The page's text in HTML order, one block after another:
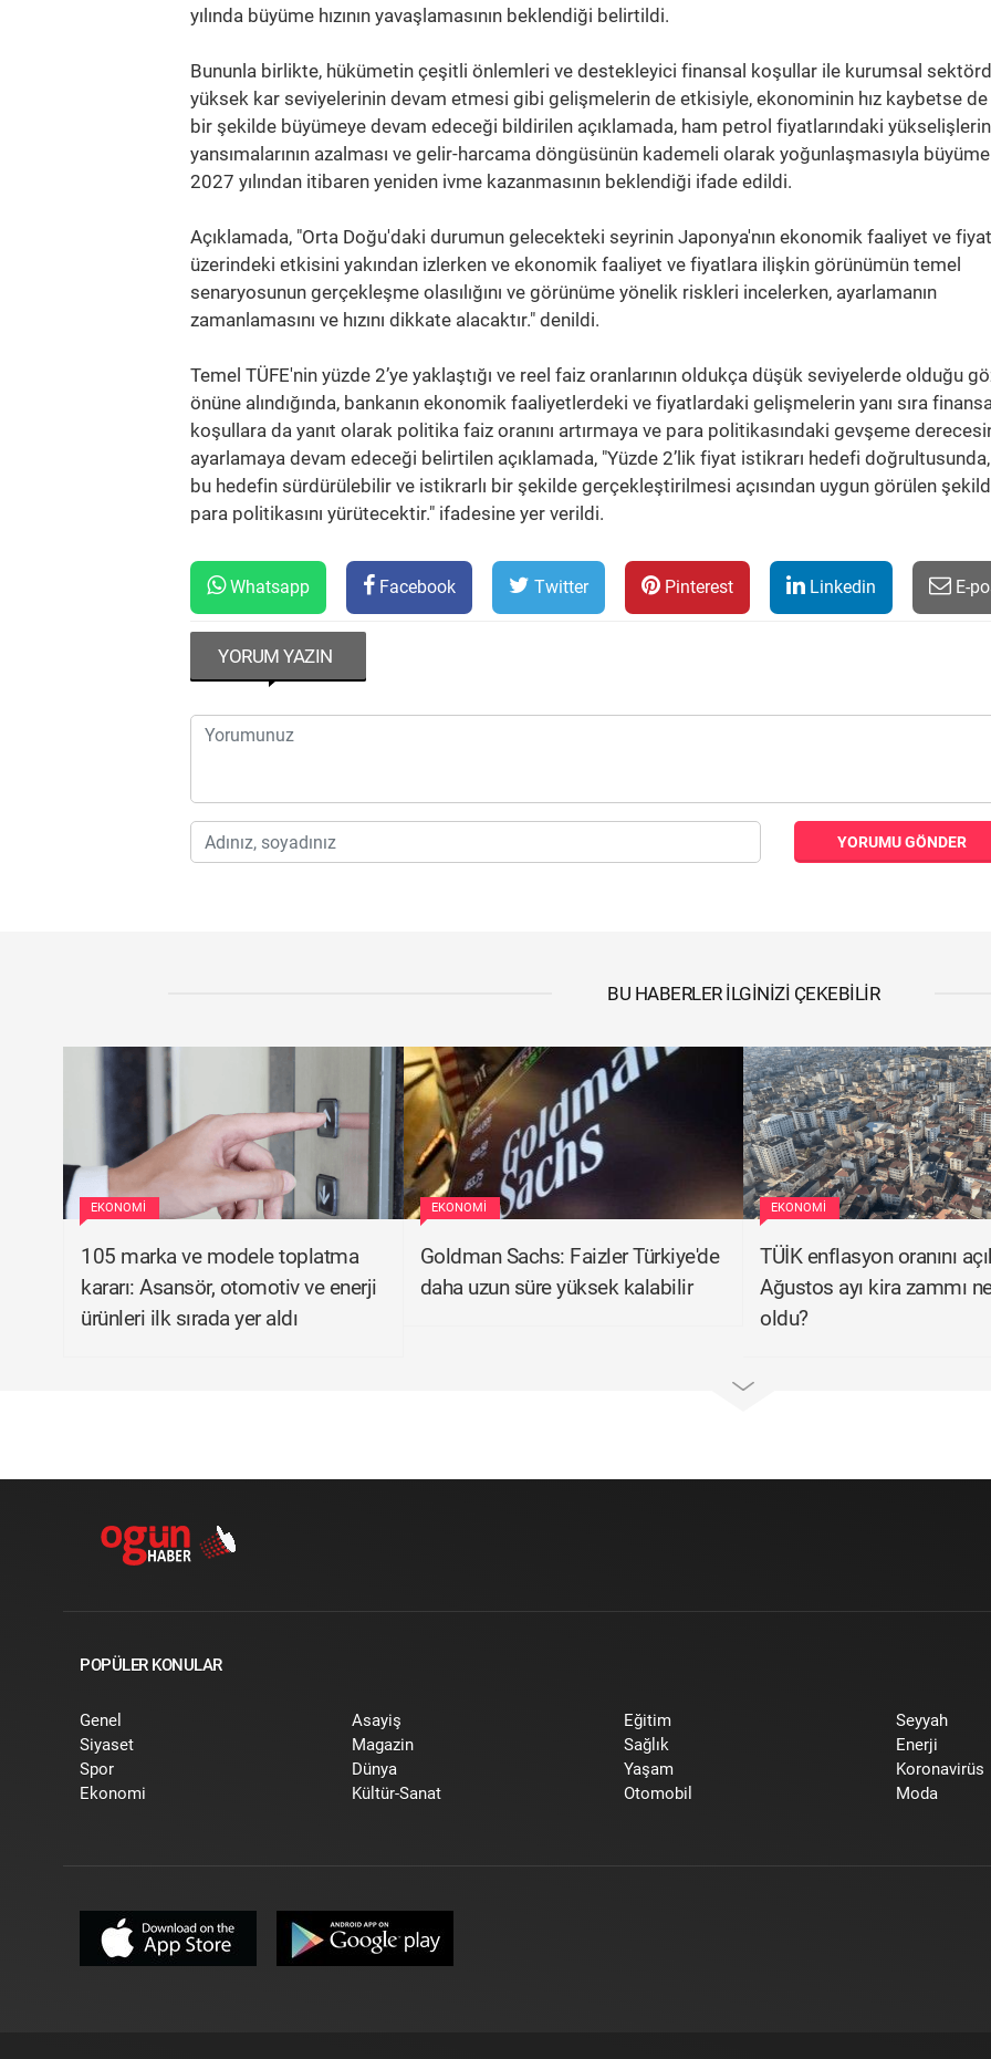
yılında büyüme hızının yavaşlamasının beklendiği belirtildi.
Bununla birlikte, hükümetin çeşitli önlemleri ve destekleyici finansal koşullar ile kurumsal
yüksek kar seviyelerinin devam etmesi gibi gelişmelerin de etkisiyle, ekonominin hız kaybetse de
bir şekilde büyümeye devam edeceği bildirilen açıklamada, ham petrol fiyatlarındaki yükselişlerin
yansımalarının azalması ve gelir-harcama döngüsünün kademeli olarak yoğunlaşmasıyla
2027 yılından itibaren yeniden ivme kazanmasının beklendiği ifade edildi.
Açıklamada, "Orta Doğu'daki durumun gelecekteki seyrinin Japonya'nın ekonomik faaliyet ve
üzerindeki etkisini yakından izlerken ve ekonomik faaliyet ve fiyatlara ilişkin görünümün temel
senaryosunun gerçekleşme olasılığını ve görünüme yönelik riskleri incelerken, ayarlamanın
zamanlamasını ve hızını dikkate alacaktır." denildi.
Temel TÜFE'nin yüzde 2’ye yaklaştığı ve reel faiz oranlarının oldukça düşük seviyelerde olduğu
önüne alındığında, bankanın ekonomik faaliyetlerdeki ve fiyatlardaki gelişmelerin yanı sıra
koşullara da yanıt olarak politika faiz oranını artırmaya ve para politikasındaki gevşeme
ayarlamaya devam edeceği belirtilen açıklamada, "Yüzde 2’lik fiyat istikrarı hedefi
bu hedefin sürdürülebilir ve istikrarlı bir şekilde gerçekleştirilmesi açısından uygun görülen
para politikasını yürütecektir." ifadesine yer verildi.
Whatsapp Facebook Twitter Pinterest Linkedin E-
YORUM YAZIN
YORUMU GÖNDER
BU HABERLER İLGINIZI ÇEKEBILIR
EKONOMI
105 marka ve modele toplatma
kararı: Asansör, otomotiv ve enerji
ürünleri ilk sırada yer aldı
EKONOMI
Goldman Sachs: Faizler Türkiye'de
daha uzun süre yüksek kalabilir
EKONOMI
TÜİK enflasyon oranını
Ağustos ayı kira zammı
oldu?
POPÜLER KONULAR
Genel
Siyaset
Spor
Ekonomi
Asayiş
Magazin
Dünya
Kültür-Sanat
Eğitim
Sağlık
Yaşam
Otomobil
Seyyah
Enerji
Koronavirüs
Moda